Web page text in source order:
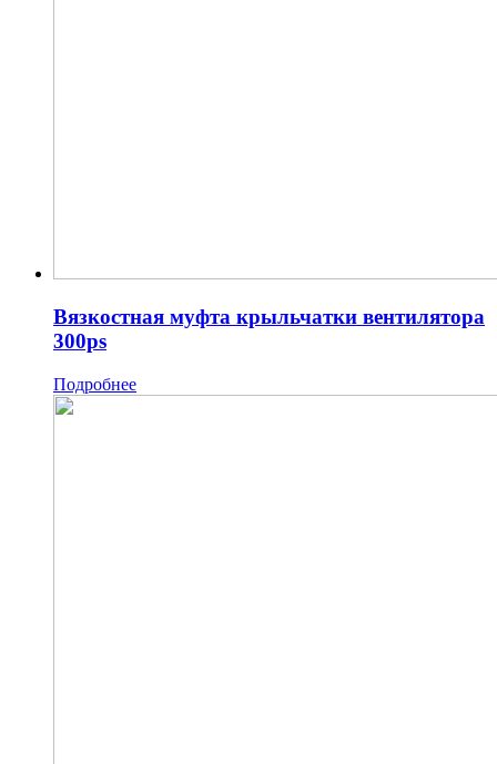
Вязкостная муфта крыльчатки вентилятора
300ps
Подробнее